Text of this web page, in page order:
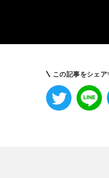
この記事をシェア